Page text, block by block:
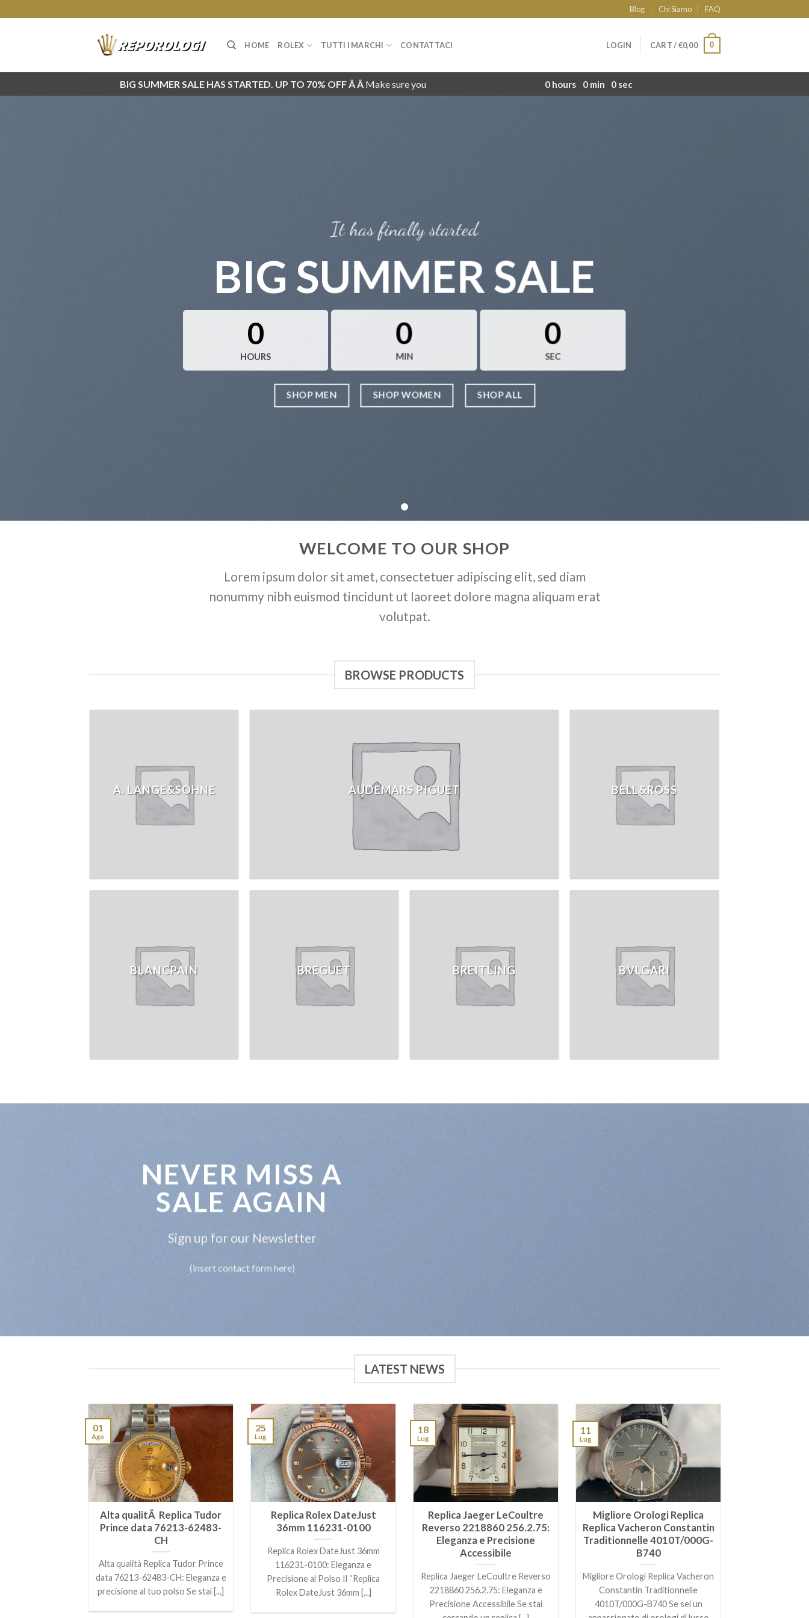
to
Blog Chi Siamo FAQ
HOME ROLEX TUTTI I MARCHI CONTATTACI LOGIN CART /€0,00 0
BIG SUMMER SALE HAS STARTED. UP TO 70% OFF Â Â Make sure you 0 hours 0 min 0 sec
It has finally started
BIG SUMMER SALE
0
HOURS
0
MIN
0
SEC
SHOP MEN SHOP WOMEN SHOP ALL
WELCOME TO OUR SHOP
Lorem ipsum dolor sit amet, consectetuer adipiscing elit, sed diam
nonummy nibh euismod tincidunt ut laoreet dolore magna aliquam erat
volutpat.
BROWSE PRODUCTS
A. LANGE&SOHNE AUDEMARS PIGUET BELL&ROSS
BLANCPAIN BREGUET BREITLING BVLGARI
NEVER MISS A
SALE AGAIN
Sign up for our Newsletter
(insert contact form here)
LATEST NEWS
Alta qualitÃ Replica Tudor
Prince data 76213-62483-
CH
Alta qualità Replica Tudor Prince
data 76213-62483-CH: Eleganza e
precisione al tuo polso Se stai [...]
01
Ago
Replica Rolex DateJust
36mm 116231-0100
Replica Rolex DateJust 36mm
116231-0100: Eleganza e
Precisione al Polso Il “Replica
Rolex DateJust 36mm [...]
25
Lug
Replica Jaeger LeCoultre
Reverso 2218860 256.2.75:
Eleganza e Precisione
Accessibile
Replica Jaeger LeCoultre Reverso
2218860 256.2.75: Eleganza e
Precisione Accessibile Se stai
18
Lug
Migliore Orologi Replica
Replica Vacheron Constantin
Traditionnelle 4010T/000G-
B740
Migliore Orologi Replica Vacheron
Constantin Traditionnelle
4010T/000G-B740 Se sei un
11
Lug